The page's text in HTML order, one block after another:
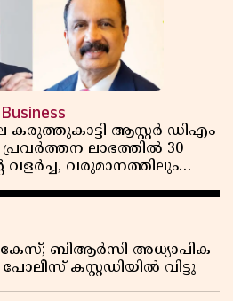
Business
കരുത്തുകാട്ടി ആസ്റ്റർ ഡിഎം
പ്രവർത്തന ലാഭത്തിൽ 30
വളർച്ച, വരുമാനത്തിലും
പുറത്ത്
ബിആർസി അധ്യാപിക
കസ്റ്റഡിയിൽ വിട്ടു